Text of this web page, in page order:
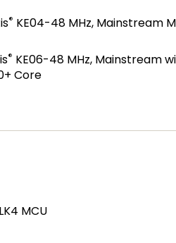
® KE04-48 MHz, Mainstream
® KE06-48 MHz, Mainstream
Core
MCU